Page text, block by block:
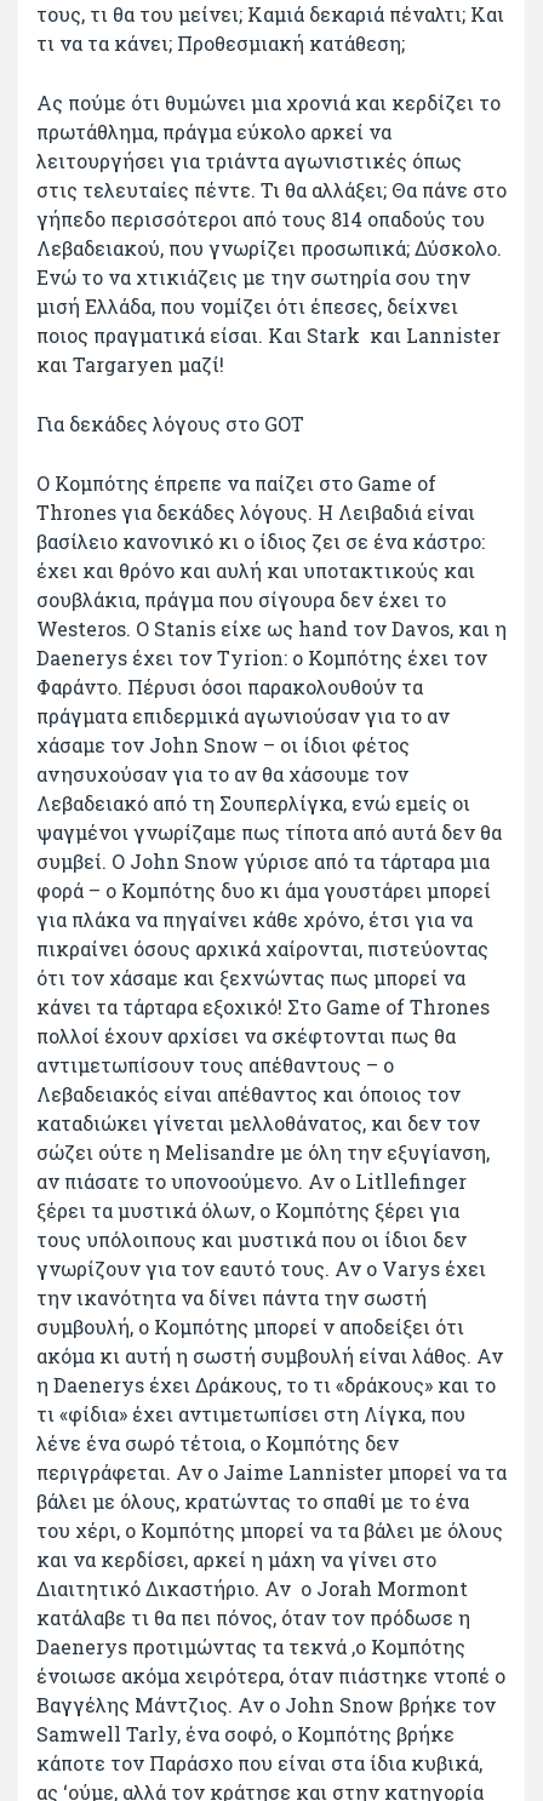
τους, τι θα του μείνει; Καμιά δεκαριά πέναλτι; Και
τι να τα κάνει; Προθεσμιακή κατάθεση;
Ας πούμε ότι θυμώνει μια χρονιά και κερδίζει το
πρωτάθλημα, πράγμα εύκολο αρκεί να
λειτουργήσει για τριάντα αγωνιστικές όπως
στις τελευταίες πέντε. Τι θα αλλάξει; Θα πάνε στο
γήπεδο περισσότεροι από τους 814 οπαδούς του
Λεβαδειακού, που γνωρίζει προσωπικά; Δύσκολο.
Ενώ το να χτικιάζεις με την σωτηρία σου την
μισή Ελλάδα, που νομίζει ότι έπεσες, δείχνει
ποιος πραγματικά είσαι. Και Stark και Lannister
και Targaryen μαζί!
Για δεκάδες λόγους στο GOT
Ο Κομπότης έπρεπε να παίζει στο Game of
Thrones για δεκάδες λόγους. Η Λειβαδιά είναι
βασίλειο κανονικό κι ο ίδιος ζει σε ένα κάστρο:
έχει και θρόνο και αυλή και υποτακτικούς και
σουβλάκια, πράγμα που σίγουρα δεν έχει το
Westeros. Ο Stanis είχε ως hand τον Davos, και η
Daenerys έχει τον Τyrion: ο Κομπότης έχει τον
Φαράντο. Πέρυσι όσοι παρακολουθούν τα
πράγματα επιδερμικά αγωνιούσαν για το αν
χάσαμε τον John Snow – οι ίδιοι φέτος
ανησυχούσαν για το αν θα χάσουμε τον
Λεβαδειακό από τη Σουπερλίγκα, ενώ εμείς οι
ψαγμένοι γνωρίζαμε πως τίποτα από αυτά δεν θα
συμβεί. Ο John Snow γύρισε από τα τάρταρα μια
φορά – ο Κομπότης δυο κι άμα γουστάρει μπορεί
για πλάκα να πηγαίνει κάθε χρόνο, έτσι για να
πικραίνει όσους αρχικά χαίρονται, πιστεύοντας
ότι τον χάσαμε και ξεχνώντας πως μπορεί να
κάνει τα τάρταρα εξοχικό! Στο Game of Thrones
πολλοί έχουν αρχίσει να σκέφτονται πως θα
αντιμετωπίσουν τους απέθαντους – ο
Λεβαδειακός είναι απέθαντος και όποιος τον
καταδιώκει γίνεται μελλοθάνατος, και δεν τον
σώζει ούτε η Μelisandre με όλη την εξυγίανση,
αν πιάσατε το υπονοούμενο. Αν ο Litllefinger
ξέρει τα μυστικά όλων, ο Κομπότης ξέρει για
τους υπόλοιπους και μυστικά που οι ίδιοι δεν
γνωρίζουν για τον εαυτό τους. Αν ο Varys έχει
την ικανότητα να δίνει πάντα την σωστή
συμβουλή, ο Κομπότης μπορεί ν αποδείξει ότι
ακόμα κι αυτή η σωστή συμβουλή είναι λάθος. Αν
η Daenerys έχει Δράκους, το τι «δράκους» και το
τι «φίδια» έχει αντιμετωπίσει στη Λίγκα, που
λένε ένα σωρό τέτοια, ο Κομπότης δεν
περιγράφεται. Αν ο Jaime Lannister μπορεί να τα
βάλει με όλους, κρατώντας το σπαθί με το ένα
του χέρι, ο Κομπότης μπορεί να τα βάλει με όλους
και να κερδίσει, αρκεί η μάχη να γίνει στο
Διαιτητικό Δικαστήριο. Αν ο Jorah Mormont
κατάλαβε τι θα πει πόνος, όταν τον πρόδωσε η
Daenerys προτιμώντας τα τεκνά ,ο Κομπότης
ένοιωσε ακόμα χειρότερα, όταν πιάστηκε ντοπέ ο
Βαγγέλης Μάντζιος. Αν ο John Snow βρήκε τον
Samwell Tarly, ένα σοφό, ο Κομπότης βρήκε
κάποτε τον Παράσχο που είναι στα ίδια κυβικά,
ας ‘ούμε, αλλά τον κράτησε και στην κατηγορία